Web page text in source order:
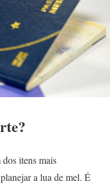
itens mais
a lua de mel. É